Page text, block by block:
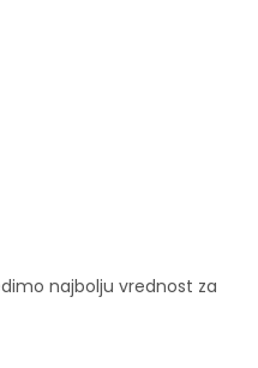
najbolju vrednost za